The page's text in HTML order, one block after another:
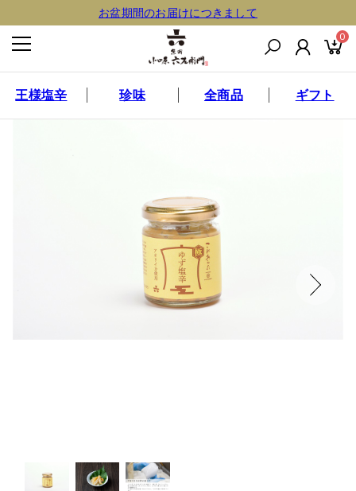
お盆期間のお届けにつきまして
0
王様塩辛 珍味 全商品 ギフト